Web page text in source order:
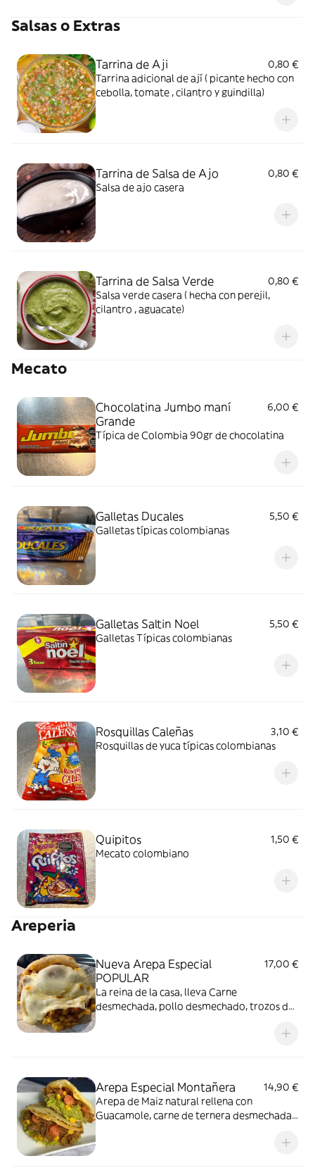
Salsas o Extras
Tarrina de Aji
0,80 €
Tarrina adicional de ají ( picante hecho con
cebolla, tomate , cilantro y guindilla)
Tarrina de Salsa de Ajo
0,80 €
Salsa de ajo casera
Tarrina de Salsa Verde
0,80 €
Salsa verde casera ( hecha con perejil,
cilantro , aguacate)
Mecato
Chocolatina Jumbo maní
Grande
6,00 €
Típica de Colombia 90gr de chocolatina
Galletas Ducales
5,50 €
Galletas típicas colombianas
Galletas Saltin Noel
5,50 €
Galletas Típicas colombianas
Rosquillas Caleñas
3,10 €
Rosquillas de yuca típicas colombianas
Quipitos
1,50 €
Mecato colombiano
Areperia
Nueva Arepa Especial
POPULAR
17,00 €
La reina de la casa, lleva Carne
desmechada, pollo desmechado, trozos de
Arepa Especial Montañera
14,90 €
Arepa de Maiz natural rellena con
Guacamole, carne de ternera desmechada,